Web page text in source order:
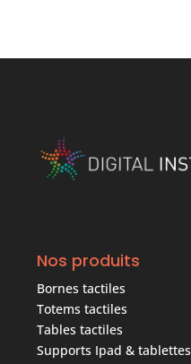
Nos produits
Bornes tactiles
Totems tactiles
Tables tactiles
Supports Ipad & tablettes